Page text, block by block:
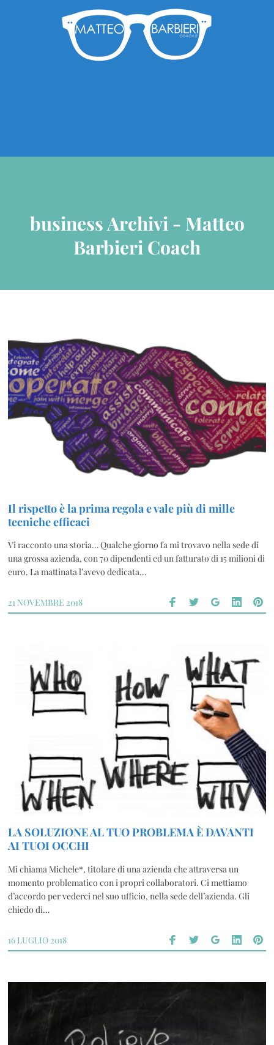
business Archivi - Matteo
Barbieri Coach
Il rispetto è la prima regola e vale più di mille
tecniche efficaci
Vi racconto una storia… Qualche giorno fa mi trovavo nella sede di
una grossa azienda, con 70 dipendenti ed un fatturato di 15 milioni di
euro. La mattinata l’avevo dedicata…
21 NOVEMBRE 2018
LA SOLUZIONE AL TUO PROBLEMA È DAVANTI
AI TUOI OCCHI
Mi chiama Michele*, titolare di una azienda che attraversa un
momento problematico con i propri collaboratori. Ci mettiamo
d’accordo per vederci nel suo ufficio, nella sede dell’azienda. Gli
chiedo di…
16 LUGLIO 2018